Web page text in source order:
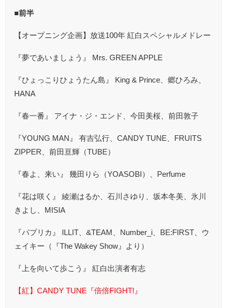
■前半
【オープニング企画】放送100年 紅白スペシャルメドレー
『夢であいましょう』 Mrs. GREEN APPLE
『ひょっこりひょうたん島』 King & Prince、郷ひろみ、
HANA
『春一番』 アイナ・ジ・エンド、今田美桜、前田敦子
『YOUNG MAN』 有吉弘行、CANDY TUNE、FRUITS
ZIPPER、前田亘輝（TUBE）
『春よ、来い』 幾田りら（YOASOBI）、Perfume
『花は咲く』 綾瀬はるか、石川さゆり、坂本冬美、氷川
きよし、MISIA
『パプリカ』 ILLIT、&TEAM、Number_i、BE:FIRST、ウ
ェイキー（『The Wakey Show』より）
『上を向いて歩こう』 紅白出演者有志
【紅】CANDY TUNE『倍倍FIGHT!』